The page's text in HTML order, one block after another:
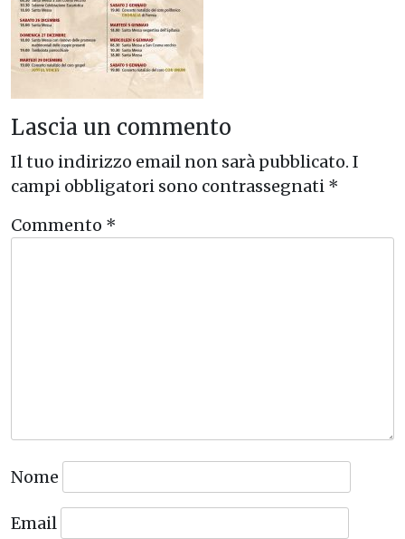
Lascia un commento
Il tuo indirizzo email non sarà pubblicato. I
campi obbligatori sono contrassegnati *
Commento *
Nome
Email